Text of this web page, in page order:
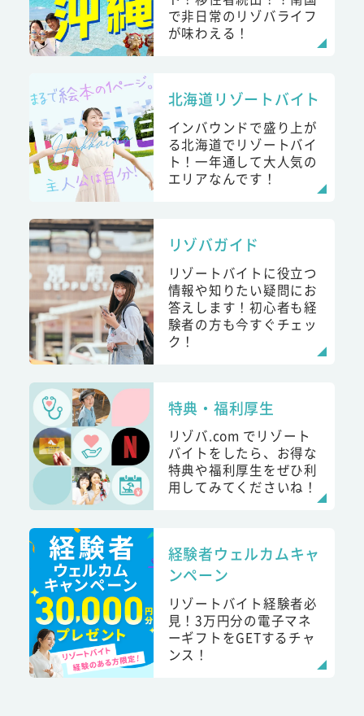
で非日常のリゾバライフ
が味わえる！
北海道リゾートバイト
インバウンドで盛り上が
る北海道でリゾートバイ
ト！一年通して大人気の
エリアなんです！
リゾバガイド
リゾートバイトに役立つ
情報や知りたい疑問にお
答えします！初心者も経
験者の方も今すぐチェッ
ク！
特典・福利厚生
リゾバ.com でリゾート
バイトをしたら、お得な
特典や福利厚生をぜひ利
用してみてくださいね！
経験者ウェルカムキャ
ンペーン
リゾートバイト経験者必
見！3万円分の電子マネ
ーギフトをGETするチャ
ンス！